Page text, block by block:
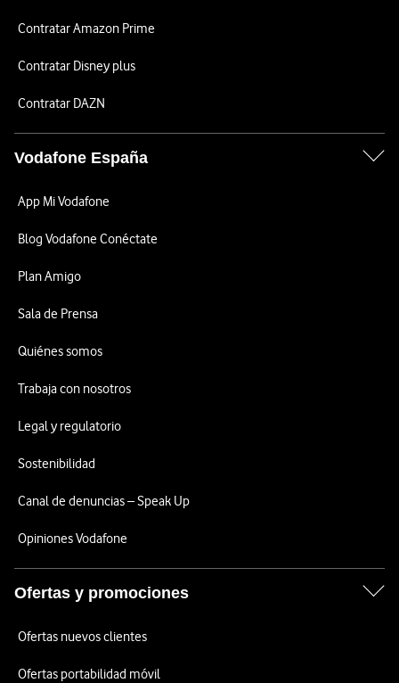
Contratar Amazon Prime
Contratar Disney plus
Contratar DAZN
Vodafone España
App Mi Vodafone
Blog Vodafone Conéctate
Plan Amigo
Sala de Prensa
Quiénes somos
Trabaja con nosotros
Legal y regulatorio
Sostenibilidad
Canal de denuncias – Speak Up
Opiniones Vodafone
Ofertas y promociones
Ofertas nuevos clientes
Ofertas portabilidad móvil